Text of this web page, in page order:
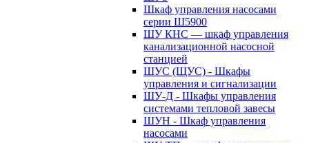
Шкаф управления насосами
серии Ш5900
ШУ КНС — шкаф управления
канализационной насосной
станцией
ШУС (ЩУС) - Шкафы
управления и сигнализации
ШУ-Д - Шкафы управления
системами тепловой завесы
ШУН - Шкаф управления
насосами